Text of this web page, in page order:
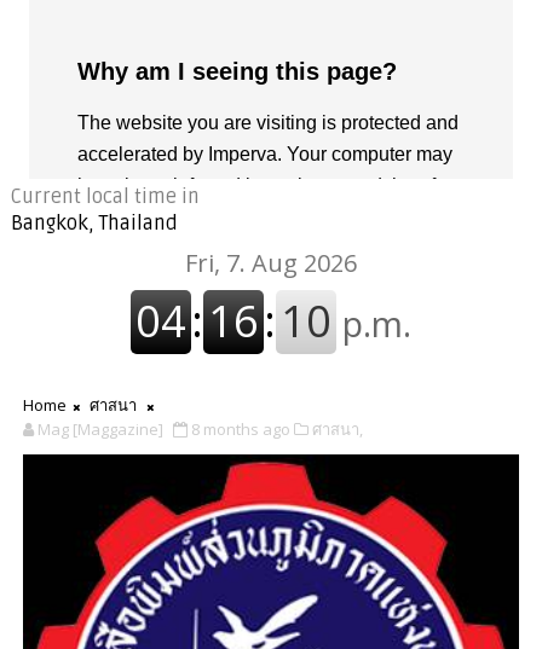
Current local time in
Bangkok, Thailand
Home
ศาสนา
Mag [Maggazine]
8 months ago ศาสนา,